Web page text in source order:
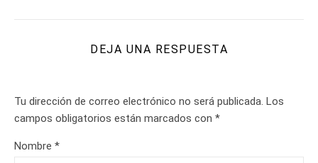
DEJA UNA RESPUESTA
Tu dirección de correo electrónico no será publicada. Los
campos obligatorios están marcados con *
Nombre *